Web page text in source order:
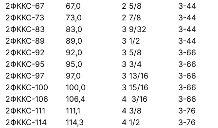
2ФККС-67
67,0 2 5/8
З-44
2ФККС-73
73,0 2 7/8
З-44
2ФККС-83
83,0 3 9/32
З-44
2ФККС-89
89,0 3 1/2
З-44
2ФККС-92
92,0 3 5/8
З-66
2ФККС-95
95,0 3 3/4
З-66
2ФККС-97
97,0 3 13/16
З-66
2ФККС-100
100,0 3 15/16
З-66
2ФККС-106
106,4 4 3/16
З-66
2ФККС-111
111,1 4 3/8
З-76
2ФККС-114
114,3 4 1/2
З-76